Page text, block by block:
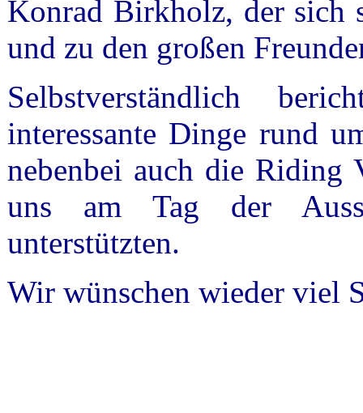
Konrad Birkholz, der sich
und zu den großen
Selbstverständlich
interessante Dinge rund
nebenbei auch die Riding
uns am Tag der
unterstützten.
Wir wünschen wieder viel